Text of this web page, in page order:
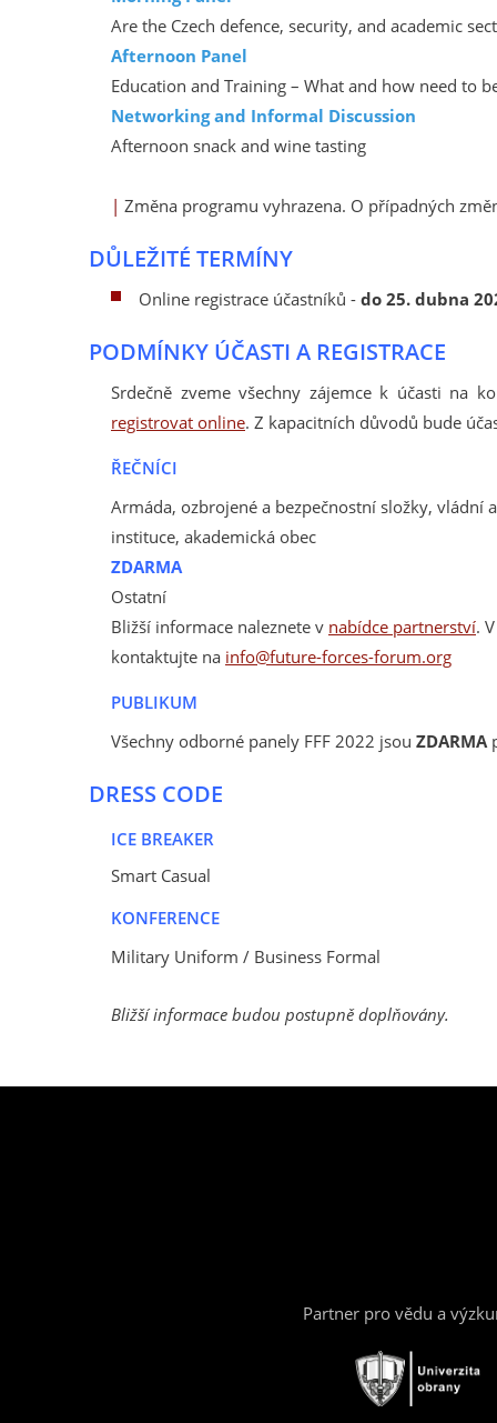
Are the Czech defence, security, and academic
Afternoon Panel
Education and Training – What and how need to
Networking and Informal Discussion
Afternoon snack and wine tasting
| Změna programu vyhrazena. O případných
DŮLEŽITÉ TERMÍNY
Online registrace účastníků - do 25. dubna
PODMÍNKY ÚČASTI A REGISTRACE
Srdečně zveme všechny zájemce k účasti na
registrovat online. Z kapacitních důvodů bude
ŘEČNÍCI
Armáda, ozbrojené a bezpečnostní složky, vládní
instituce, akademická obec
ZDARMA
Ostatní
Bližší informace naleznete v nabídce partnerství.
kontaktujte na info@future-forces-forum.org
PUBLIKUM
Všechny odborné panely FFF 2022 jsou ZDARMA
DRESS CODE
ICE BREAKER
Smart Casual
KONFERENCE
Military Uniform / Business Formal
Bližší informace budou postupně doplňovány.
Partner pro vědu a